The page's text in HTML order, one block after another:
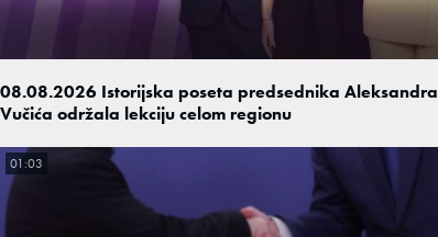
08.08.2026 Istorijska poseta predsednika Aleksandra
Vučića održala lekciju celom regionu
01:03